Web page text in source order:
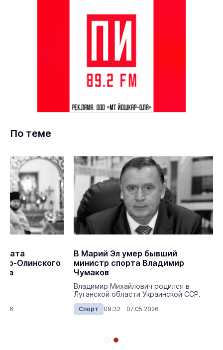
По теме
Олинского
В Марий Эл умер бывший
министр спорта Владимир
Чумаков
Владимир Михайлович родился в
Луганской области Украинской ССР.
Спорт 09:32 07.05.2026